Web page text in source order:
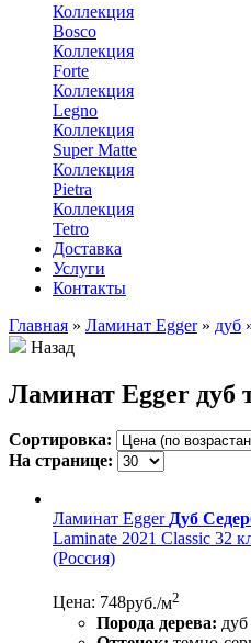
Коллекция
Bosco
Коллекция
Forte
Коллекция
Legno
Коллекция
Super Matte
Коллекция
Pietra
Коллекция
Tetro
Доставка
Услуги
Контакты
Главная » Ламинат Egger » дуб
Назад
Ламинат Egger дуб
Сортировка:
На странице:
Ламинат EggerДуб
Laminate 2021 Classic 32
(Россия)
Цена: 748руб./м2
Порода дерева: дуб